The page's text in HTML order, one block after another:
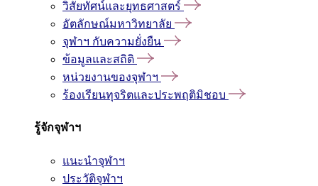
วิสัยทัศน์และยุทธศาสตร์
อัตลักษณ์มหาวิทยาลัย
จุฬาฯ กับความยั่งยืน
ข้อมูลและสถิติ
หน่วยงานของจุฬาฯ
ร้องเรียนทุจริตและประพฤติมิชอบ
รู้จักจุฬาฯ
แนะนำจุฬาฯ
ประวัติจุฬาฯ